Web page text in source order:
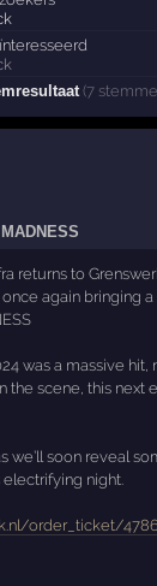
(7
returns to
again bringing a
was a massive hit,
the scene, this next
we’ll soon reveal
night.
order_ticket/